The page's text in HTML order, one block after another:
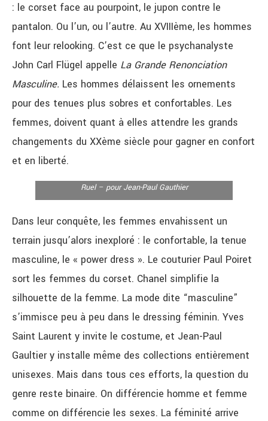
: le corset face au pourpoint, le jupon contre le
pantalon. Ou l’un, ou l’autre. Au XVIIIème, les hommes
font leur relooking. C’est ce que le psychanalyste
John Carl Flügel appelle La Grande Renonciation
Masculine. Les hommes délaissent les ornements
pour des tenues plus sobres et confortables. Les
femmes, doivent quant à elles attendre les grands
changements du XXème siècle pour gagner en confort
et en liberté.Nicolas Ruel Collection L’Homme moderne Prêt-à-
Ruel – pour Jean-Paul Gauthier
Dans leur conquête, les femmes envahissent un
terrain jusqu’alors inexploré : le confortable, la tenue
masculine, le « power dress ». Le couturier Paul Poiret
sort les femmes du corset. Chanel simplifie la
silhouette de la femme. La mode dite “masculine”
s’immisce peu à peu dans le dressing féminin. Yves
Saint Laurent y invite le costume, et Jean-Paul
Gaultier y installe même des collections entièrement
unisexes. Mais dans tous ces efforts, la question du
genre reste binaire. On différencie homme et femme
comme on différencie les sexes. La féminité arrive